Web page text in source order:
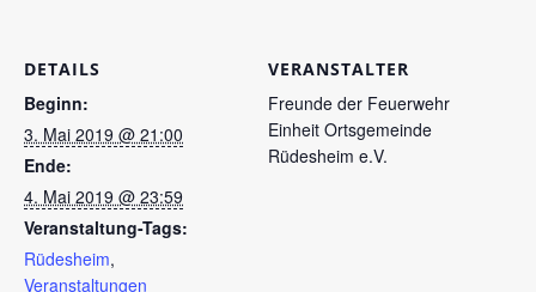
DETAILS
Beginn:
3. Mai 2019 @ 21:00
Ende:
4. Mai 2019 @ 23:59
Veranstaltung-Tags:
Rüdesheim,
Veranstaltungen
VERANSTALTER
Freunde der Feuerwehr
Einheit Ortsgemeinde
Rüdesheim e.V.